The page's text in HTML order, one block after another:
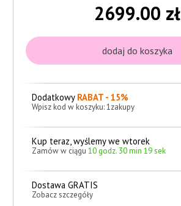
2699.00 zł
Dodatkowy RABAT - 15%
Wpisz kod w koszyku: 1zakupy
Kup teraz, wyślemy we wtorek
Zamów w ciągu10 godz. 30 min 18 sek
Dostawa GRATIS
Zobacz szczegóły